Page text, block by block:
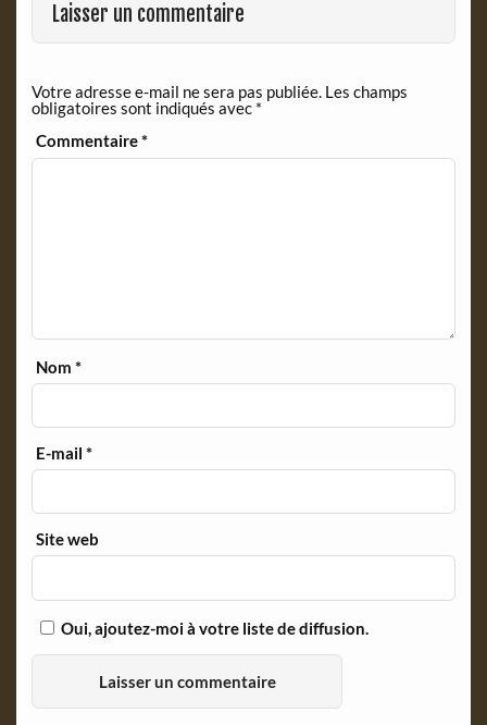
k
i
e
n
l
y
Laisser un commentaire
Votre adresse e-mail ne sera pas publiée. Les champs
obligatoires sont indiqués avec *
Commentaire*
Nom*
E-mail*
Site web
Oui, ajoutez-moi à votre liste de diffusion.